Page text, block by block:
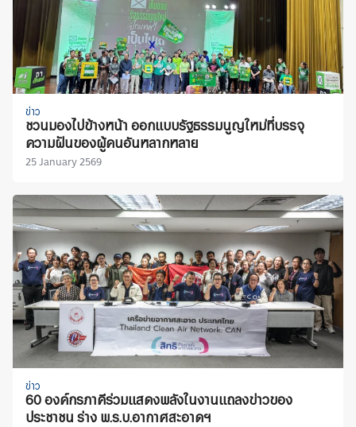
ข่าว
ชวนมองไปข้างหน้า ออกแบบรัฐธรรมนูญใหม่ที่บรรจุ
ความฝันของผู้คนอันหลากหลาย
25 January 2569
ข่าว
60 องค์กรภาคีร่วมแสดงพลังในงานแถลงข่าวของ
ประชาชน ร่าง พ.ร.บ.อากาศสะอาดฯ